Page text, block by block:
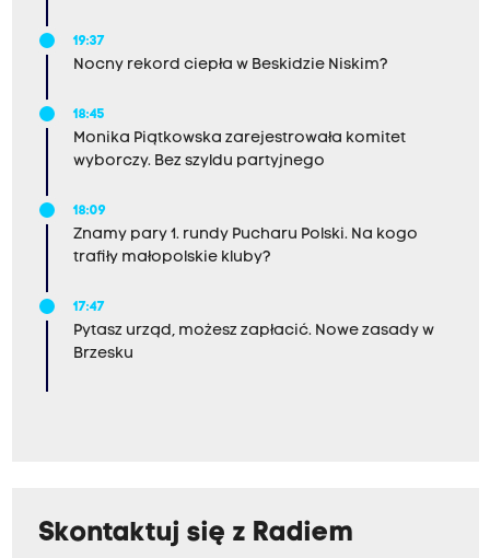
19:37
Nocny rekord ciepła w Beskidzie Niskim?
18:45
Monika Piątkowska zarejestrowała komitet
wyborczy. Bez szyldu partyjnego
18:09
Znamy pary 1. rundy Pucharu Polski. Na kogo
trafiły małopolskie kluby?
17:47
Pytasz urząd, możesz zapłacić. Nowe zasady w
Brzesku
Skontaktuj się z Radiem